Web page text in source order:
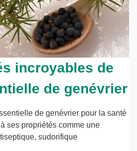
incroyables de
de genévrier
de genévrier pour la santé
ses propriétés comme une
sudorifique